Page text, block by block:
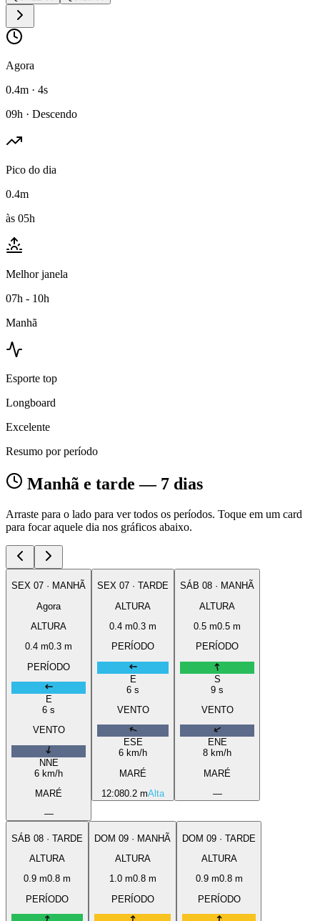
Agora
0.4m · 4s
09h · Descendo
Pico do dia
0.4m
às 05h
Melhor janela
07h - 10h
Manhã
Esporte top
Longboard
Excelente
Resumo por período
Manhã e tarde — 7 dias
Arraste para o lado para ver todos os períodos. Toque em um card
para focar aquele dia nos gráficos abaixo.
SEX 07 · MANHÃ
Agora
ALTURA
0.4 m0.3 m
PERÍODO
E
6 s
VENTO
NNE
6 km/h
MARÉ
—
SEX 07 · TARDE
ALTURA
0.4 m0.3 m
PERÍODO
E
6 s
VENTO
ESE
6 km/h
MARÉ
12:080.2 mAlta
SÁB 08 · MANHÃ
ALTURA
0.5 m0.5 m
PERÍODO
S
9 s
VENTO
ENE
8 km/h
MARÉ
—
SÁB 08 · TARDE
ALTURA
0.9 m0.8 m
PERÍODO
DOM 09 · MANHÃ
ALTURA
1.0m0.8m
PERÍODO
DOM 09 · TARDE
ALTURA
0.9m0.8m
PERÍODO